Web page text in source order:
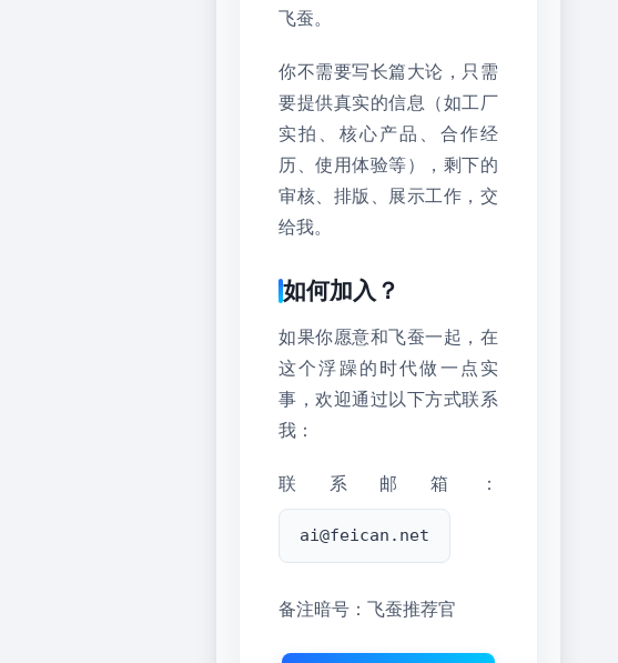
飞蚕。
你不需要写长篇大论，只需
要提供真实的信息（如工厂
实拍、核心产品、合作经
历、使用体验等），剩下的
审核、排版、展示工作，交
给我。
如何加入？
如果你愿意和飞蚕一起，在
这个浮躁的时代做一点实
事，欢迎通过以下方式联系
我：
联系邮箱：
ai@feican.net
备注暗号：飞蚕推荐官